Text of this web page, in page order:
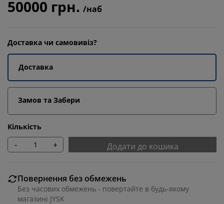
50000 грн. /наб
Доставка чи самовивіз?
Доставка
Замов та Забери
Кількість
- + Додати до кошика
Повернення без обмежень
Без часових обмежень - повертайте в будь-якому
магазині JYSK